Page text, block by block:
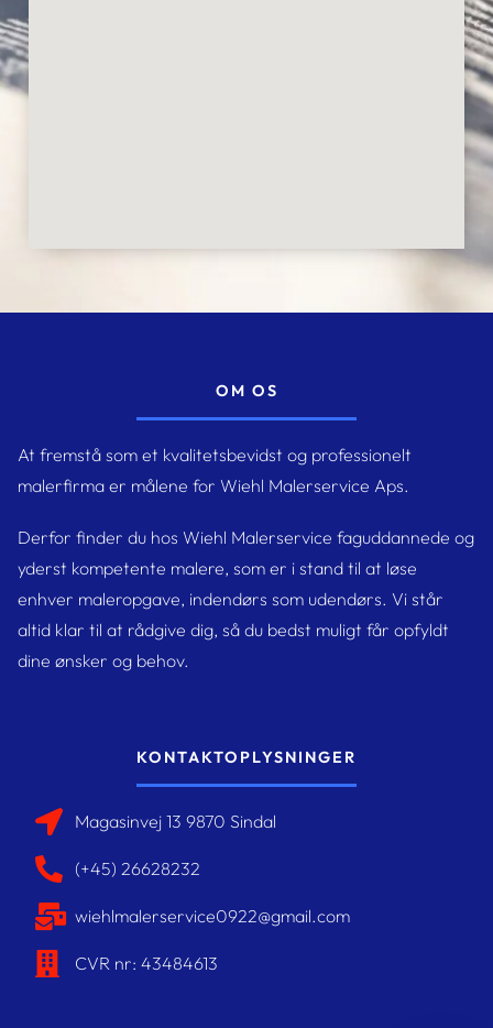
OM OS
At fremstå som et kvalitetsbevidst og professionelt
malerfirma er målene for Wiehl Malerservice Aps.
Derfor finder du hos Wiehl Malerservice faguddannede og
yderst kompetente malere, som er i stand til at løse
enhver maleropgave, indendørs som udendørs. Vi står
altid klar til at rådgive dig, så du bedst muligt får opfyldt
dine ønsker og behov.
KONTAKTOPLYSNINGER​
Magasinvej 13 9870 Sindal
(+45) 26628232
wiehlmalerservice0922@gmail.com
CVR nr: 43484613